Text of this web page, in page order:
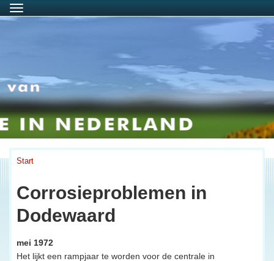
Menu
Start
Corrosieproblemen in
Dodewaard
mei 1972
Het lijkt een rampjaar te worden voor de centrale in